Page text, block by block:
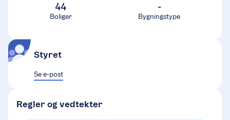
44
Boliger
-
Bygningstype
Styret
Se e-post
Regler og vedtekter